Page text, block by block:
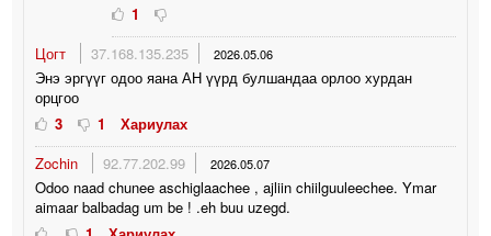
1
Цогт
37.168.135.235 2026.05.06
Энэ эргүүг одоо яана АН үүрд булшандаа орлоо хурдан
орцгоо
3
1
Хариулах
Zochin
92.77.202.99 2026.05.07
Odoo naad chunee aschiglaachee , ajliin chiilguuleechee. Ymar
aimaar balbadag um be ! .eh buu uzegd.